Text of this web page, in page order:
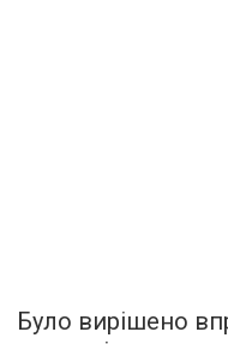
Було вирішено